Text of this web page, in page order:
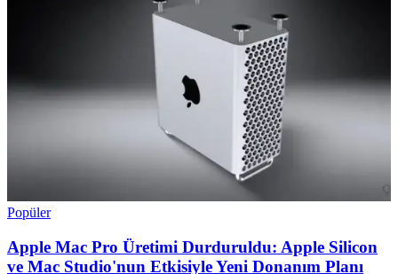
Popüler
Apple Mac Pro Üretimi Durduruldu: Apple Silicon
ve Mac Studio'nun Etkisiyle Yeni Donanım Planı